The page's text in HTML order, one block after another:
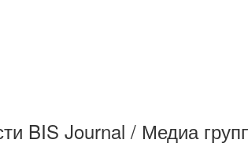
BIS Journal / Медиа